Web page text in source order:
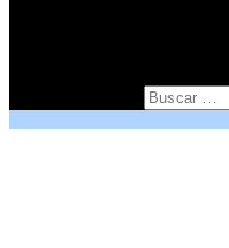
Buscar: